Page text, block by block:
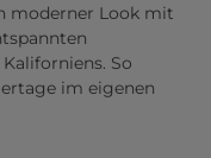
moderner Look mit
So
im eigenen